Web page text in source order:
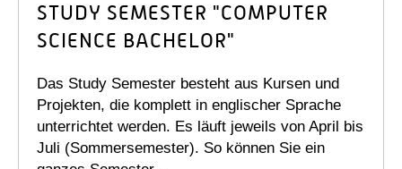
STUDY SEMESTER "COMPUTER
SCIENCE BACHELOR"
Das Study Semester besteht aus Kursen und
Projekten, die komplett in englischer Sprache
unterrichtet werden. Es läuft jeweils von April bis
Juli (Sommersemester). So können Sie ein